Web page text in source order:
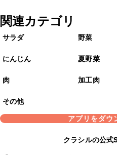
関連カテゴリ
サラダ 野菜
にんじん 夏野菜
肉 加工肉
その他
アプリをダウ
クラシルの公式